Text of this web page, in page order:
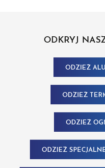
ODKRYJ
ODZIEŻ
ODZIEŻ
ODZIEŻ
ODZIEŻ